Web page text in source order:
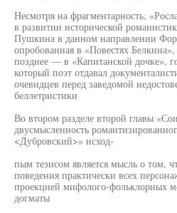
Несмотря на фрагментарность,
в развитии исторической
Пушкина в данном направлении
опробованная в «Повестях
позднее — в «Капитанской дочке»,
который поэт отдавал
очевидцев перед заведомой
беллетристики
Во втором разделе второй главы
двусмысленность
<Дубровский>» исход-
пым тезисом является мысль о том,
поведения практически всех
проекцией мифолого-фольклорных
догматы